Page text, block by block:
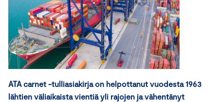
ATA carnet -tulliasiakirja on helpottanut vuodesta 1963
lähtien väliaikaista vientiä yli rajojen ja vähentänyt